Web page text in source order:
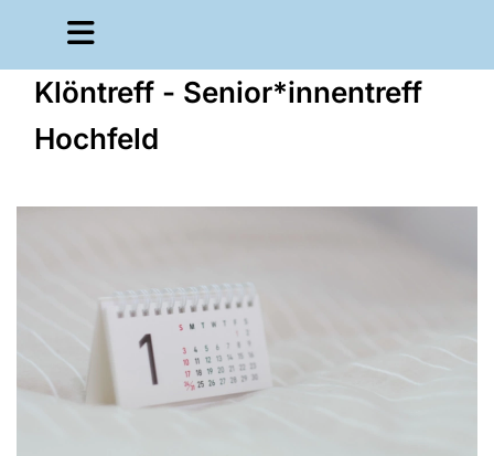
Klöntreff - Senior*innentreff
Hochfeld